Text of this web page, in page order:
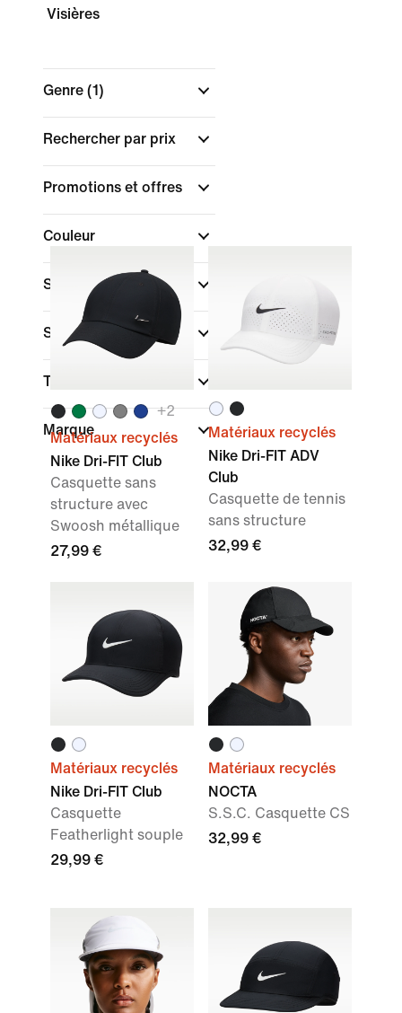
Visières
Genre (1)
Rechercher par prix
Promotions et offres
Couleur
Sport
Style
Technologie
Marque
+2
Matériaux recyclés
Nike Dri-FIT Club
Casquette sans
structure avec
Swoosh métallique
27,99 €
Matériaux recyclés
Nike Dri-FIT ADV
Club
Casquette de tennis
sans structure
32,99 €
Matériaux recyclés
Nike Dri-FIT Club
Casquette
Featherlight souple
29,99 €
Matériaux recyclés
NOCTA
S.S.C. Casquette CS
32,99 €